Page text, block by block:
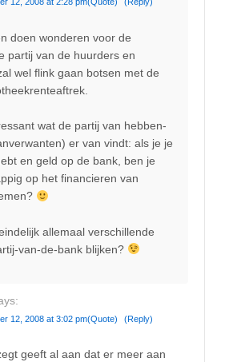
doen wonderen voor de
partij van de huurders en
wel flink gaan botsen met de
wat de partij van hebben-
er van vindt: als je je
en geld op de bank, ben je
op het financieren van
allemaal verschillende
van-de-bank blijken?
12, 2008 at 3:02 pm(Quote) (Reply)
geeft al aan dat er meer aan